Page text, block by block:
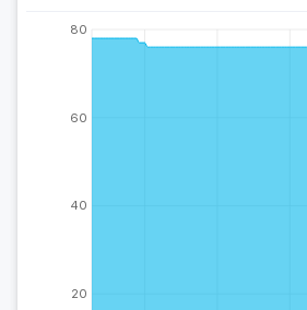
20
40
60
80